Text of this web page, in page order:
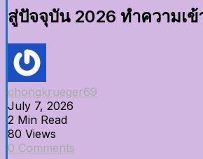
สู่ปัจจุบัน 2026 ทำความเข้
chongkrueger69
July 7, 2026
2 Min Read
80 Views
0 Comments